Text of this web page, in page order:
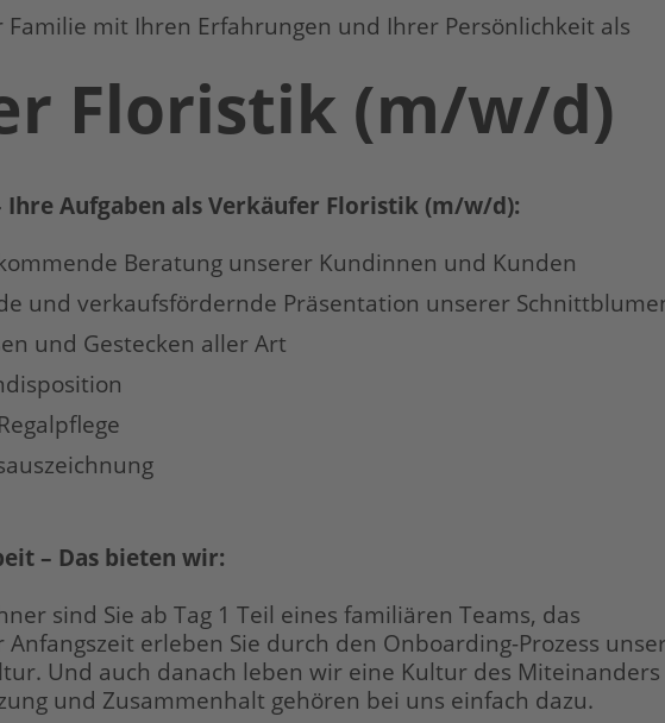
Familie mit Ihren Erfahrungen und Ihrer Persönlichkeit als
Floristik (m/w/d)
Ihre Aufgaben als Verkäufer Floristik (m/w/d):
Beratung unserer Kundinnen und Kunden
und verkaufsfördernde Präsentation unserer
und Gestecken aller Art
– Das bieten wir:
sind Sie ab Tag 1 Teil eines familiären Teams, das
erleben Sie durch den Onboarding-Prozess
Und auch danach leben wir eine Kultur des Miteinanders
und Zusammenhalt gehören bei uns einfach dazu.